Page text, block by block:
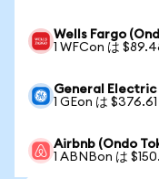
Wells Fargo
1 WFCon は
General Electric
1 GEon は
Airbnb (Ondo
1 ABNBon は